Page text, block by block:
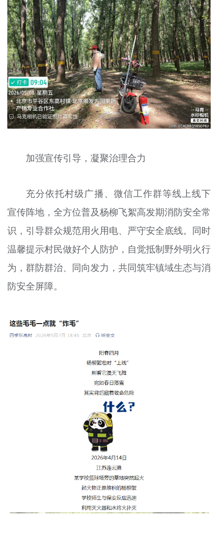
加强宣传引导，凝聚治理合力
充分依托村级广播、微信工作群等线上线下
宣传阵地，全方位普及杨柳飞絮高发期消防安全常
识，引导群众规范用火用电、严守安全底线。同时
温馨提示村民做好个人防护，自觉抵制野外明火行
为，群防群治、同向发力，共同筑牢镇域生态与消
防安全屏障。